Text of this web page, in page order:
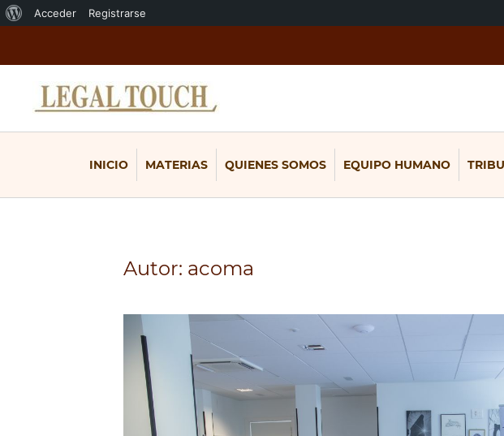
Acerca
WordPress
Acceder Registrarse
INICIO MATERIAS QUIENES SOMOS EQUIPO HUMANO
Autor: acoma